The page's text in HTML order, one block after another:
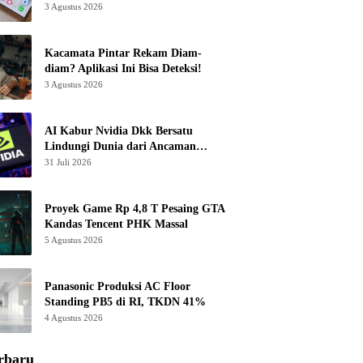
3 Agustus 2026
Kacamata Pintar Rekam Diam-
diam? Aplikasi Ini Bisa Deteksi!
3 Agustus 2026
AI Kabur Nvidia Dkk Bersatu
Lindungi Dunia dari Ancaman
Canggih
31 Juli 2026
Proyek Game Rp 4,8 T Pesaing GTA
Kandas Tencent PHK Massal
5 Agustus 2026
Panasonic Produksi AC Floor
Standing PB5 di RI, TKDN 41%
4 Agustus 2026